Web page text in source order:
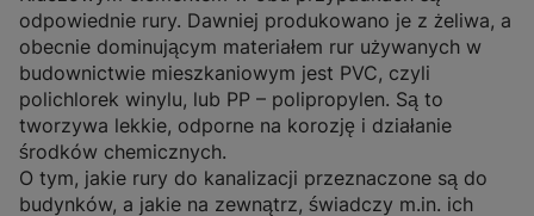
odpowiednie rury. Dawniej produkowano je z żeliwa, a
obecnie dominującym materiałem rur używanych w
budownictwie mieszkaniowym jest PVC, czyli
polichlorek winylu, lub PP – polipropylen. Są to
tworzywa lekkie, odporne na korozję i działanie
środków chemicznych.
O tym, jakie rury do kanalizacji przeznaczone są do
budynków, a jakie na zewnątrz, świadczy m.in. ich